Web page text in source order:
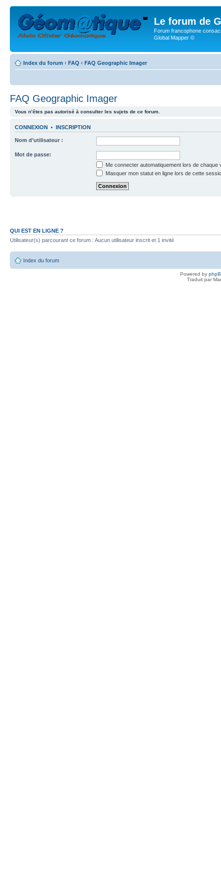
Le forum de
Forum francophone
Global Mapper ©
Index du forum ‹ FAQ ‹ FAQ Geographic Imager
FAQ Geographic Imager
Vous n’êtes pas autorisé à consulter les sujets de ce forum.
CONNEXION • INSCRIPTION
Nom d’utilisateur :
Mot de passe:
Me connecter automatiquement lors de chaque
Masquer mon statut en ligne lors de cette
QUI EST EN LIGNE ?
Utilisateur(s) parcourant ce forum : Aucun utilisateur inscrit et 1 invité
Index du forum
Powered by
Traduit par